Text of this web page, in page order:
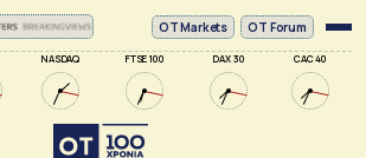
NASDAQ FTSE 100 DAX 30 CAC 40
ΟΤ Markets OT Forum